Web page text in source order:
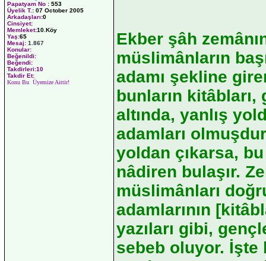
Papatyam No : 553
Üyelik T.: 07 October 2005
Arkadaşları:0
Cinsiyet:
Memleket:10.Köy
Yaş:65
Mesaj: 1.867
Konular:
Beğenildi:
Beğendi:
Takdirleri:10
Takdir Et:
Konu Bu Üyemize Aittir!
Ekber şâh
müslimânların
adamı şekline
bunların kitâbları,
altında, yanlış
adamları
yoldan çıkarsa,
nâdiren bulaşır.
müslimânları
adamlarının
yazıları gibi,
sebeb oluyor. İşte